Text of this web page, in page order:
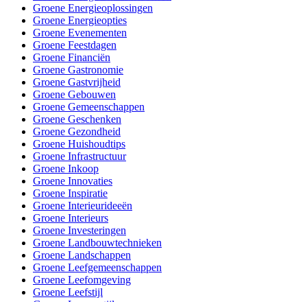
Groene Energieoplossingen
Groene Energieopties
Groene Evenementen
Groene Feestdagen
Groene Financiën
Groene Gastronomie
Groene Gastvrijheid
Groene Gebouwen
Groene Gemeenschappen
Groene Geschenken
Groene Gezondheid
Groene Huishoudtips
Groene Infrastructuur
Groene Inkoop
Groene Innovaties
Groene Inspiratie
Groene Interieurideeën
Groene Interieurs
Groene Investeringen
Groene Landbouwtechnieken
Groene Landschappen
Groene Leefgemeenschappen
Groene Leefomgeving
Groene Leefstijl